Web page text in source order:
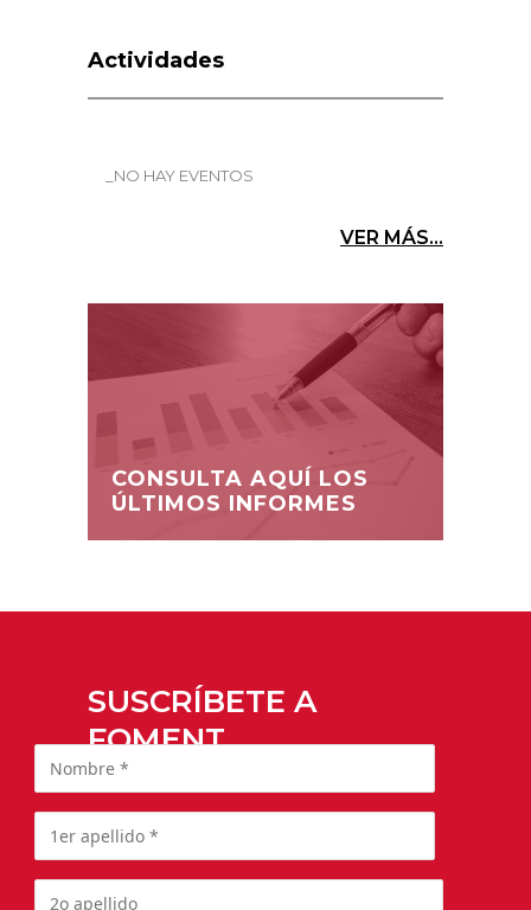
Actividades
_NO HAY EVENTOS
VER MÁS...
CONSULTA AQUÍ LOS
ÚLTIMOS INFORMES
SUSCRÍBETE A
FOMENT